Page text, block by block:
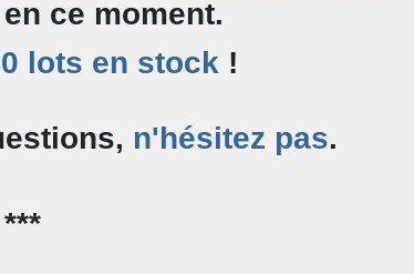
ce moment.
lots en stock !
n'hésitez pas.
***